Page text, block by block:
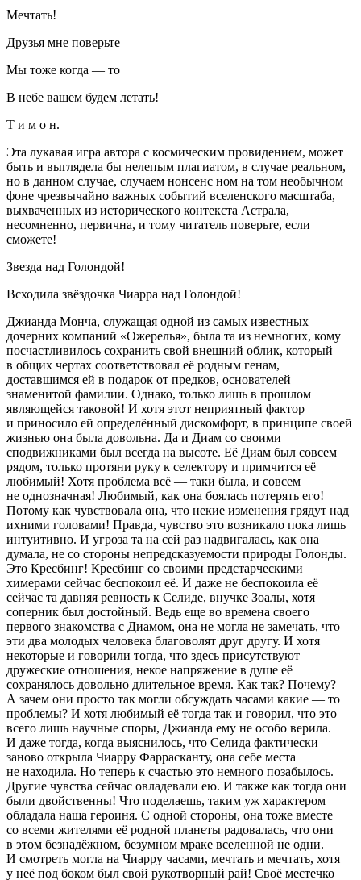
Мечтать!
Друзья мне поверьте
Мы тоже когда — то
В небе вашем будем летать!
Т и м о н.
Эта лукавая игра автора с космическим провидением, может
быть и выглядела бы нелепым плагиатом, в случае реальном,
но в данном случае, случаем нонсенс ном на том необычном
фоне чрезвычайно важных событий вселенского масштаба,
выхваченных из исторического контекста Астрала,
несомненно, первична, и тому читатель поверьте, если
сможете!
Звезда над Голондой!
Всходила звёздочка Чиарра над Голондой!
Джианда Монча, служащая одной из самых известных
дочерних компаний «Ожерелья», была та из немногих, кому
посчастливилось сохранить свой внешний облик, который
в общих чертах соответствовал её родным генам,
доставшимся ей в подарок от предков, основателей
знаменитой фамилии. Однако, только лишь в прошлом
являющейся таковой! И хотя этот неприятный фактор
и приносило ей определённый дискомфорт, в принципе своей
жизнью она была довольна. Да и Диам со своими
сподвижниками был всегда на высоте. Её Диам был совсем
рядом, только протяни руку к селектору и примчится её
любимый! Хотя проблема всё — таки была, и совсем
не однозначная! Любимый, как она боялась потерять его!
Потому как чувствовала она, что некие изменения грядут над
ихними головами! Правда, чувство это возникало пока лишь
интуитивно. И угроза та на сей раз надвигалась, как она
думала, не со стороны непредсказуемости природы Голонды.
Это Кресбинг! Кресбинг со своими предстарческими
химерами сейчас беспокоил её. И даже не беспокоила её
сейчас та давняя ревность к Селиде, внучке Зоалы, хотя
соперник был достойный. Ведь еще во времена своего
первого знакомства с Диамом, она не могла не замечать, что
эти два молодых человека благоволят друг другу. И хотя
некоторые и говорили тогда, что здесь присутствуют
дружеские отношения, некое напряжение в душе её
сохранялось довольно длительное время. Как так? Почему?
А зачем они просто так могли обсуждать часами какие — то
проблемы? И хотя любимый её тогда так и говорил, что это
всего лишь научные споры, Джианда ему не особо верила.
И даже тогда, когда выяснилось, что Селида фактически
заново открыла Чиарру Фаррасканту, она себе места
не находила. Но теперь к счастью это немного позабылось.
Другие чувства сейчас овладевали ею. И также как тогда они
были двойственны! Что поделаешь, таким уж характером
обладала наша героиня. С одной стороны, она тоже вместе
со всеми жителями её родной планеты радовалась, что они
в этом безнадёжном, безумном мраке вселенной не одни.
И смотреть могла на Чиарру часами, мечтать и мечтать, хотя
у неё под боком был свой рукотворный рай! Своё местечко